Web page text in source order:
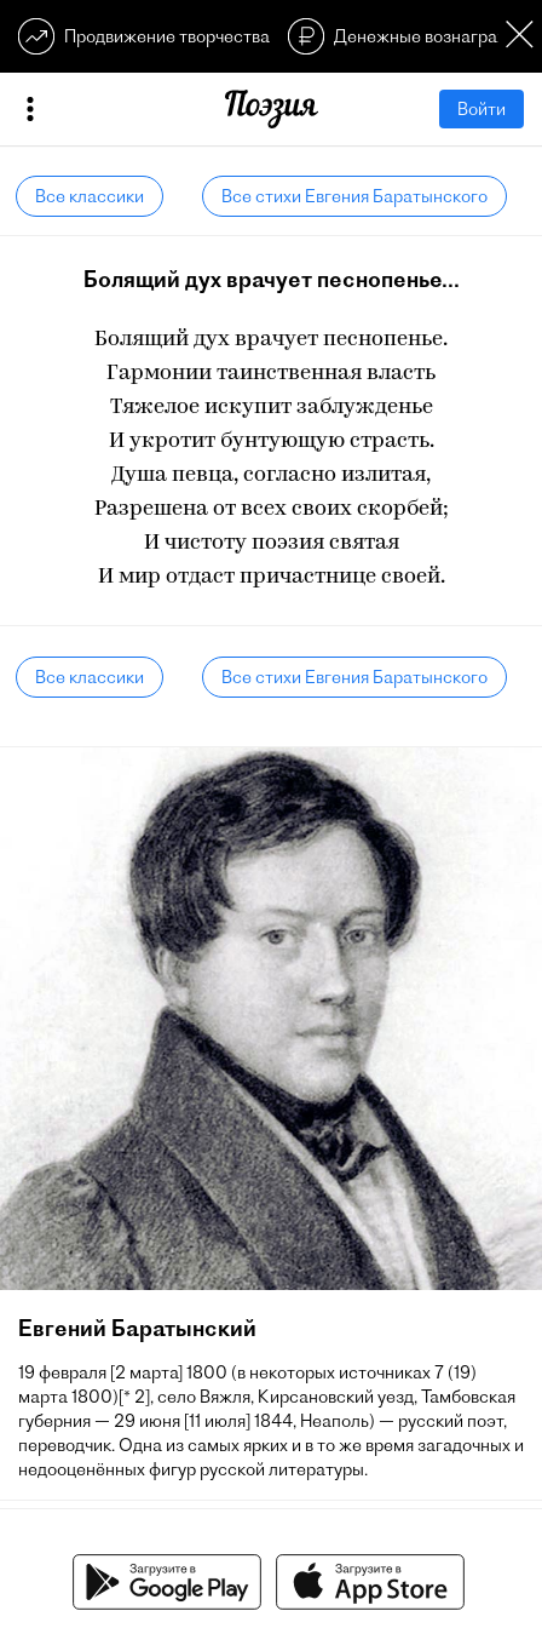
Продвижение творчества Денежные
Войти
Все классики Все стихи Евгения Баратынского
Болящий дух врачует песнопенье...
Болящий дух врачует песнопенье.
Гармонии таинственная власть
Тяжелое искупит заблужденье
И укротит бунтующую страсть.
Душа певца, согласно излитая,
Разрешена от всех своих скорбей;
И чистоту поэзия святая
И мир отдаст причастнице своей.
Все классики Все стихи Евгения Баратынского
Евгений Баратынский
19 февраля [2 марта] 1800 (в некоторых источниках 7 (19)
марта 1800)[* 2], село Вяжля, Кирсановский уезд, Тамбовская
губерния — 29 июня [11 июля] 1844, Неаполь) — русский поэт,
переводчик. Одна из самых ярких и в то же время загадочных и
недооценённых фигур русской литературы.